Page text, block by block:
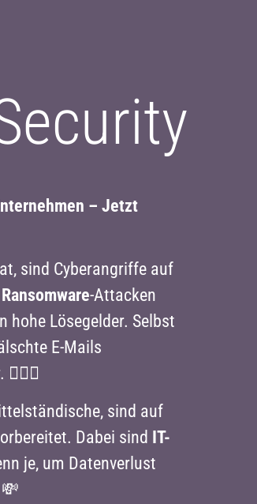
– Jetzt
sind Cyberangriffe auf
Ransomware-Attacken
hohe Lösegelder. Selbst
E-Mails
🕵️‍♂️📧
sind auf
Dabei sind IT-
je, um Datenverlust